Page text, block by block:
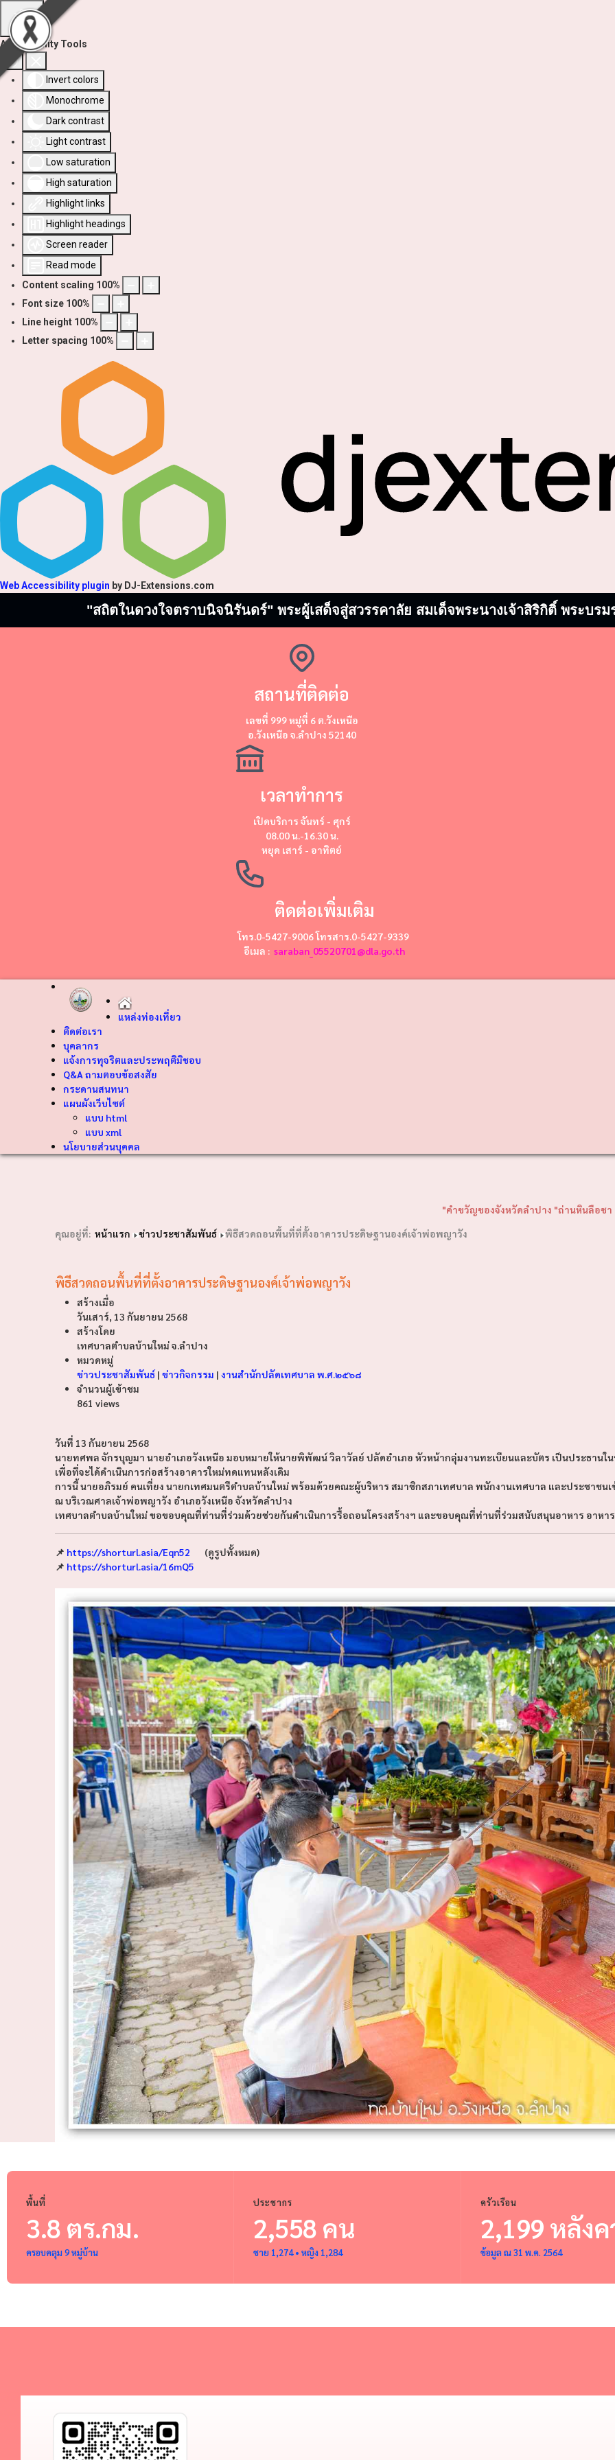
Accessibility Tools
Invert colors
Monochrome
Dark contrast
Light contrast
Low saturation
High saturation
Highlight links
Highlight headings
Screen reader
Read mode
Content scaling 100%
Font size 100%
Line height 100%
Letter spacing 100%
Web Accessibility plugin by DJ-Extensions.com
"สถิตในดวงใจตราบนิจนิรันดร์" พระผู้เสด็จสู่สวรรคาลัย สมเด็จพระนางเจ้าสิริกิติ์ พระบ
สถานที่ติดต่อ
​​เลขที่ 999 หมู่ที่ 6 ต.วังเหนือ
อ.วังเหนือ จ.ลำปาง 52140
เวลาทำการ
เปิดบริการ จันทร์ - ศุกร์
08.00 น.-16.30 น.
หยุด เสาร์ - อาทิตย์
ติดต่อเพิ่มเติม
โทร.0-5427-9006 โทรสาร.0-5427-9339
อีเมล :saraban_05520701@dla.go.th
แหล่งท่องเที่ยว
ติดต่อเรา
บุคลากร
แจ้งการทุจริตและประพฤติมิชอบ
Q&A ถามตอบข้อสงสัย
กระดานสนทนา
แผนผังเว็บไซต์
แบบ html
แบบ xml
นโยบายส่วนบุคคล
"คำขวัญของจังหวัดลำปาง "ถ่านหินลือชา รถม้าลือลั่น เครื่
คุณอยู่ที่: หน้าแรก ข่าวประชาสัมพันธ์ พิธีสวดถอนพื้นที่ที่ตั้งอาคารประดิษฐานองค์เจ้าพ่อพญาวัง
พิธีสวดถอนพื้นที่ที่ตั้งอาคารประดิษฐานองค์เจ้าพ่อพญาวัง
สร้างเมื่อ
วันเสาร์, 13 กันยายน 2568
สร้างโดย
เทศบาลตำบลบ้านใหม่ จ.ลำปาง
หมวดหมู่
ข่าวประชาสัมพันธ์ | ข่าวกิจกรรม | งานสำนักปลัดเทศบาล พ.ศ.๒๕๖๘
จำนวนผู้เข้าชม
861 views
วันที่ 13 กันยายน 2568
นายทศพล จักรบุญมา นายอำเภอวังเหนือ มอบหมายให้นายพิพัฒน์ วิลาวัลย์ ปลัดอำเภอ หัวหน้ากลุ่มงานทะเบียนและบัตร เป็นประธา
เพื่อที่จะได้ดำเนินการก่อสร้างอาคารใหม่ทดแทนหลังเดิม
การนี้ นายอภิรมย์ คนเที่ยง นายกเทศมนตรีตำบลบ้านใหม่ พร้อมด้วยคณะผู้บริหาร สมาชิกสภาเทศบาล พนักงานเทศบาล และประชาชน
ณ บริเวณศาลเจ้าพ่อพญาวัง อำเภอวังเหนือ จังหวัดลำปาง
เทศบาลตำบลบ้านใหม่ ขอขอบคุณที่ท่านที่ร่วมด้วยช่วยกันดำเนินการรื้อถอนโครงสร้างฯ และขอบคุณที่ท่านที่ร่วมสนับสนุนอาหาร อาหา
📌 https://shorturl.asia/Eqn52 (ดูรูปทั้งหมด)
📌 https://shorturl.asia/16mQ5
พื้นที่
3.8 ตร.กม.
ครอบคลุม 9 หมู่บ้าน
ประชากร
2,558 คน
ชาย 1,274 • หญิง 1,284
ครัวเรือน
2,199 หลังค
ข้อมูล ณ 31 พ.ค. 2564